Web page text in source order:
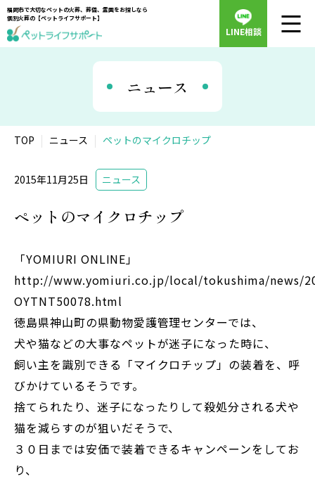
福岡市で大切なペットの火葬、葬儀、霊園をお探しなら
個別火葬の【ペットライフサポート】
LINE相談
ニュース
TOP ニュース ペットのマイクロチップ
2015年11月25日 ニュース
ペットのマイクロチップ
「YOMIURI ONLINE」
http://www.yomiuri.co.jp/local/tokushima/news/
OYTNT50078.html
徳島県神山町の県動物愛護管理センターでは、
犬や猫などの大事なペットが迷子になった時に、
飼い主を識別できる「マイクロチップ」の装着を、呼
びかけているそうです。
捨てられたり、迷子になったりして殺処分される犬や
猫を減らすのが狙いだそうで、
３０日までは安価で装着できるキャンペーンをしてお
り、